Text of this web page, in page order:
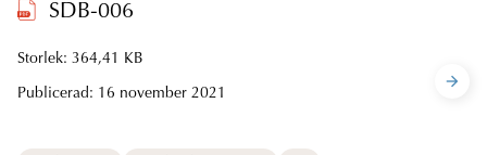
SDB-006
Storlek: 364,41 KB
Publicerad: 16 november 2021